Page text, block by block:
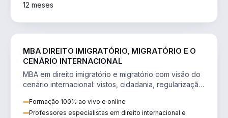
12 meses
MBA DIREITO IMIGRATÓRIO, MIGRATÓRIO E O
CENÁRIO INTERNACIONAL
MBA em direito imigratório e migratório com visão do
cenário internacional: vistos, cidadania, regularização
Formação 100% ao vivo e online
Professores especialistas em direito internacional e